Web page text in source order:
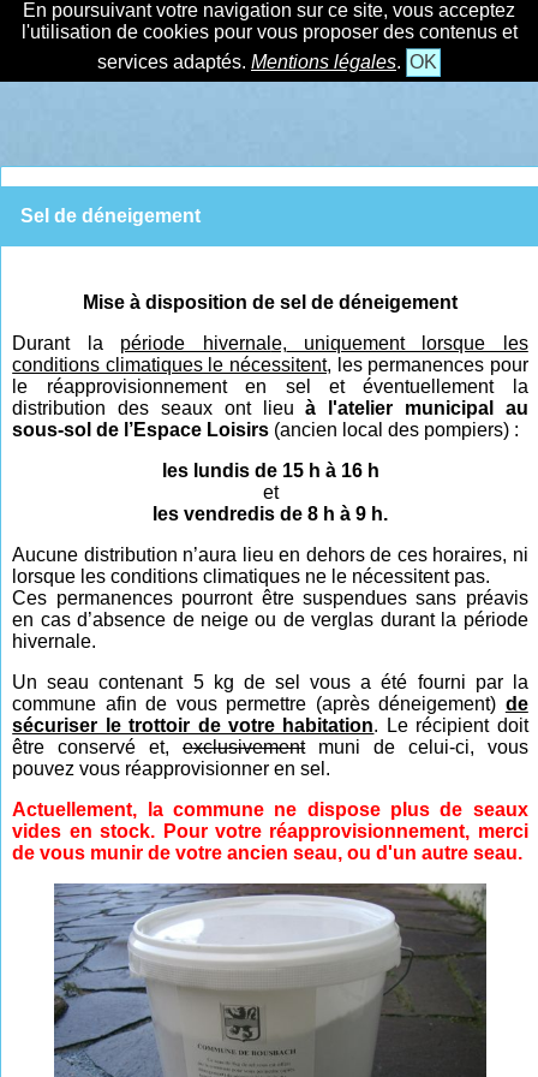
En poursuivant votre navigation sur ce site, vous acceptez
l'utilisation de cookies pour vous proposer des contenus et
services adaptés. Mentions légales. OK
Sel de déneigement
Mise à disposition de sel de déneigement
Durant la période hivernal e, uniquement lorsque les
conditions climatiques le nécessitent, les permanences pour
le réapprovisionnement en sel et éventuellement la
distribution des seaux ont lieuà l'atelier municipal au
sous-sol de l’Espace Loisirs (ancien local des pompiers) :
les lundis de 15 h à 16 h
et
les vendredis de 8 h à 9 h.
Aucune distribution n’aura lieu en dehors de ces horaires, ni
lorsque les conditions climatiques ne le nécessitent pas.
Ces permanences pourront être suspendues sans préavis
en cas d’absence de neige ou de verglas durant la période
hivernale.
Un seau contenant 5 kg de sel vous a été fourni par la
commune afin de vous permettre (après déneigement) de
sécuriser le trottoir de votre habitation. Le récipient doit
être conservé et,exclusivementmuni de celui-ci, vous
pouvez vous réapprovisionner en sel.
Actuellement, la commune ne dispose plus de seaux
vides en stock. Pour votre réapprovisionnement, merci
de vous munir de votre ancien seau, ou d'un autre seau.